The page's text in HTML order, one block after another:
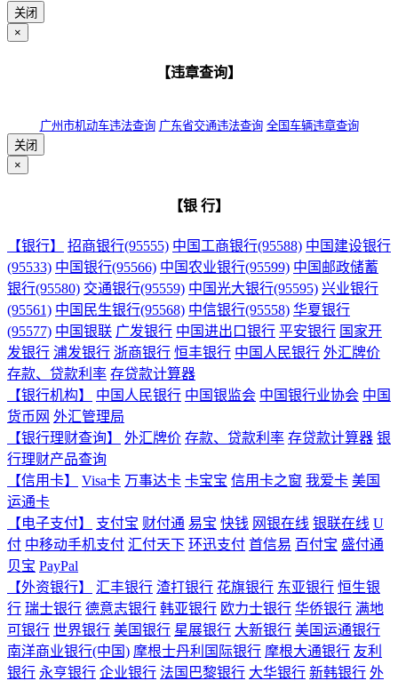
关闭
×
【违章查询】
广州市机动车违法查询 广东省交通违法查询 全国车辆违章查询
关闭
×
【银 行】
【银行】 招商银行(95555) 中国工商银行(95588) 中国建设银行
(95533) 中国银行(95566) 中国农业银行(95599) 中国邮政储蓄
银行(95580) 交通银行(95559) 中国光大银行(95595) 兴业银行
(95561) 中国民生银行(95568) 中信银行(95558) 华夏银行
(95577) 中国银联 广发银行 中国进出口银行 平安银行 国家开
发银行 浦发银行 浙商银行 恒丰银行 中国人民银行 外汇牌价
存款、贷款利率 存贷款计算器
【银行机构】
中国人民银行 中国银监会 中国银行业协会 中国
货币网 外汇管理局
【银行理财查询】
外汇牌价 存款、贷款利率 存贷款计算器 银
行理财产品查询
【信用卡】
Visa卡 万事达卡 卡宝宝 信用卡之窗 我爱卡 美国
运通卡
【电子支付】
支付宝 财付通 易宝 快钱 网银在线 银联在线 U
付 中移动手机支付 汇付天下 环迅支付 首信易 百付宝 盛付通
贝宝 PayPal
【外资银行】
汇丰银行 渣打银行 花旗银行 东亚银行 恒生银
行 瑞士银行 德意志银行 韩亚银行 欧力士银行 华侨银行 满地
可银行 世界银行 美国银行 星展银行 大新银行 美国运通银行
南洋商业银行(中国) 摩根士丹利国际银行 摩根大通银行 友利
银行 永亨银行 企业银行 法国巴黎银行 大华银行 新韩银行 外